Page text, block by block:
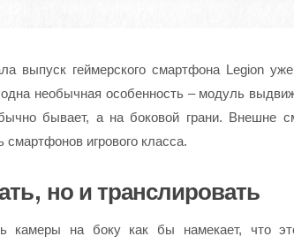
выпуск геймерского смартфона Legion
одна необычная особенность – модуль
бывает, а на боковой грани. Внешне
смартфонов игрового класса.
но и транслировать
камеры на боку как бы намекает, что